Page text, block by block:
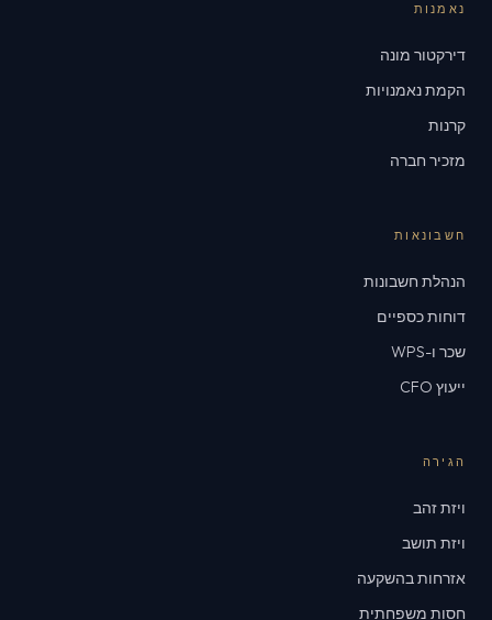
נאמנות
דירקטור מונה
הקמת נאמנויות
קרנות
מזכיר חברה
חשבונאות
הנהלת חשבונות
דוחות כספיים
שכר ו-WPS
ייעוץ CFO
הגירה
ויזת זהב
ויזת תושב
אזרחות בהשקעה
חסות משפחתית